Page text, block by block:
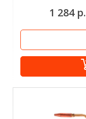
1 284 р.